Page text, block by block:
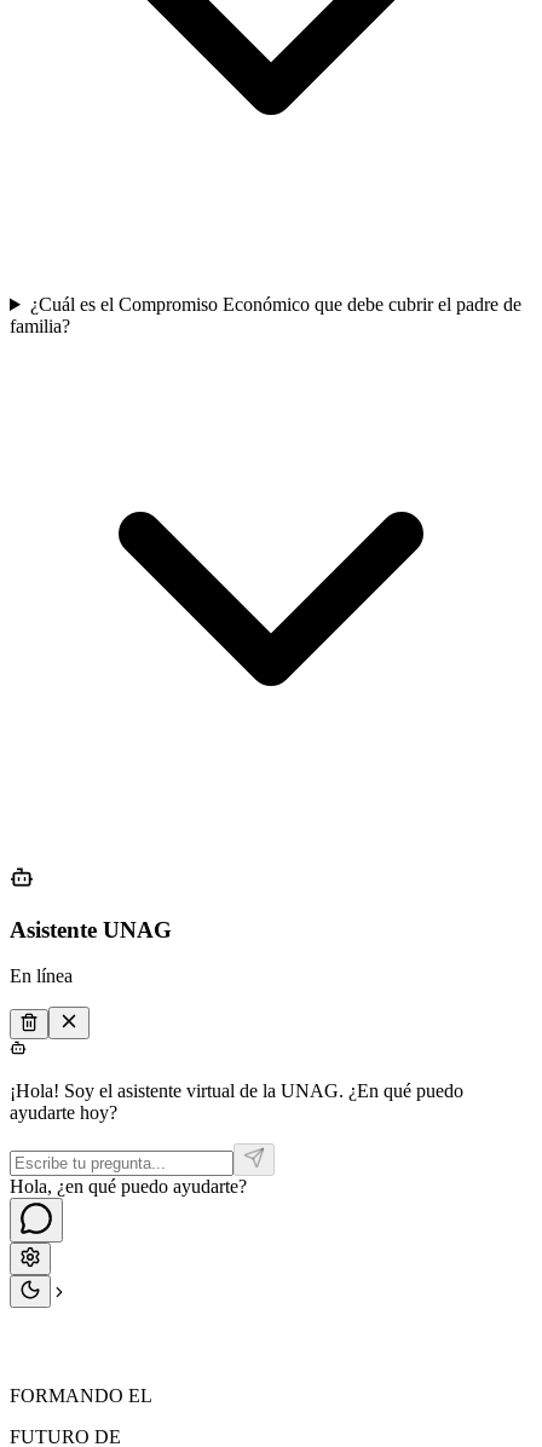
¿Cuál es el Compromiso Económico que debe cubrir el padre de
familia?
Asistente UNAG
En línea
¡Hola! Soy el asistente virtual de la UNAG. ¿En qué puedo
ayudarte hoy?
Hola, ¿en qué puedo ayudarte?
FORMANDO EL
FUTURO DE